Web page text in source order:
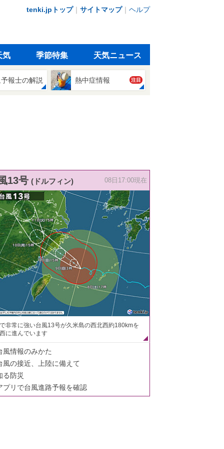
tenki.jpトップ｜ サイトマップ｜ ヘルプ
気 季節特集 天気ニュース
報士の解説 熱中症情報 注目
13号 (ドルフィン) 08日17:00現在
非常に強い台風13号が久米島の西北西約180kmを
に進んでいます
風情報のみかた
風の接近、上陸に備えて
る防災
プリで台風進路予報を確認